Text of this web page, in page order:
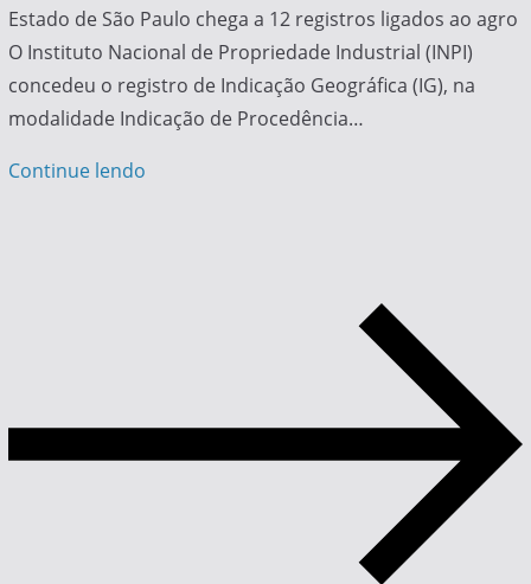
Estado de São Paulo chega a 12 registros ligados ao agro
O Instituto Nacional de Propriedade Industrial (INPI)
concedeu o registro de Indicação Geográfica (IG), na
modalidade Indicação de Procedência…
Continue lendo